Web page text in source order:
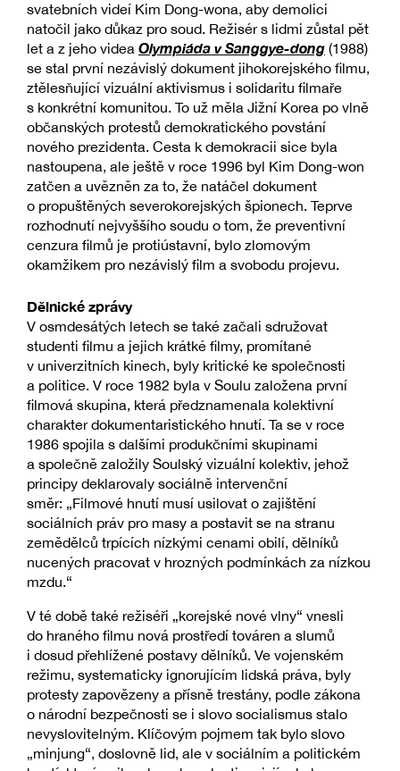
svatebních videí Kim Dong-wona, aby demolici
natočil jako důkaz pro soud. Režisér s lidmi zůstal pět
let a z jeho videa Olympiáda v Sanggye-dong (1988)
se stal první nezávislý dokument jihokorejského filmu,
ztělesňující vizuální aktivismus i solidaritu filmaře
s konkrétní komunitou. To už měla Jižní Korea po vlně
občanských protestů demokratického povstání
nového prezidenta. Cesta k demokracii sice byla
nastoupena, ale ještě v roce 1996 byl Kim Dong-won
zatčen a uvězněn za to, že natáčel dokument
o propuštěných severokorejských špionech. Teprve
rozhodnutí nejvyššího soudu o tom, že preventivní
cenzura filmů je protiústavní, bylo zlomovým
okamžikem pro nezávislý film a svobodu projevu.
Dělnické zprávy
V osmdesátých letech se také začali sdružovat
studenti filmu a jejich krátké filmy, promítané
v univerzitních kinech, byly kritické ke společnosti
a politice. V roce 1982 byla v Soulu založena první
filmová skupina, která předznamenala kolektivní
charakter dokumentaristického hnutí. Ta se v roce
1986 spojila s dalšími produkčními skupinami
a společně založily Soulský vizuální kolektiv, jehož
principy deklarovaly sociálně intervenční
směr: „Filmové hnutí musí usilovat o zajištění
sociálních práv pro masy a postavit se na stranu
zemědělců trpících nízkými cenami obilí, dělníků
nucených pracovat v hrozných podmínkách za nízkou
mzdu.“
V té době také režiséři „korejské nové vlny“ vnesli
do hraného filmu nová prostředí továren a slumů
i dosud přehlížené postavy dělníků. Ve vojenském
režimu, systematicky ignorujícím lidská práva, byly
protesty zapovězeny a přísně trestány, podle zákona
o národní bezpečnosti se i slovo socialismus stalo
nevyslovitelným. Klíčovým pojmem tak bylo slovo
„minjung“, doslovně lid, ale v sociálním a politickém